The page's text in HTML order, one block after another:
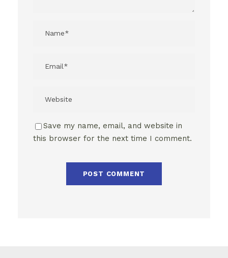
Save my name, email, and website in
this browser for the next time I comment.